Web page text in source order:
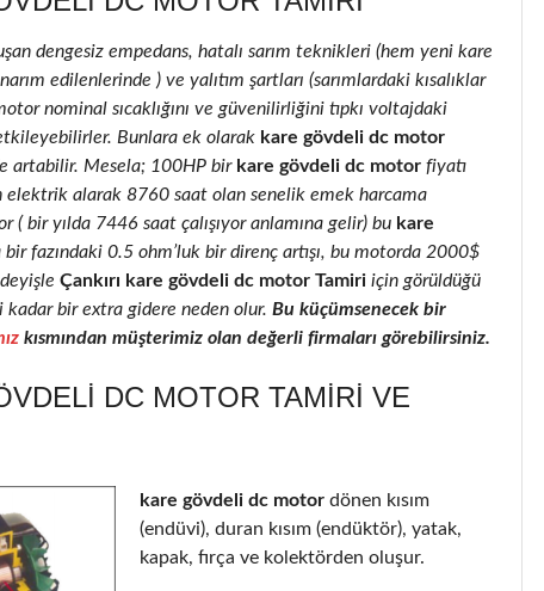
dengesiz empedans, hatalı sarım teknikleri (hem yeni kare
edilenlerinde ) ve yalıtım şartları (sarımlardaki kısalıklar
nominal sıcaklığını ve güvenilirliğini tıpkı voltajdaki
Bunlara ek olarak kare gövdeli dc motor
artabilir. Mesela; 100HP birkare gövdeli dc motor fiyatı
alarak 8760 saat olan senelik emek harcama
( bir yılda 7446 saat çalışıyor anlamına gelir) bu kare
bir fazındaki 0.5 ohm’luk bir direnç artışı, bu motorda 2000$
Çankırı kare gövdeli dc motor Tamiri için görüldüğü
kadar bir extra gidere neden olur. Bu küçümsenecek bir
kısmından müşterimiz olan değerli firmaları görebilirsiniz.
DC MOTOR TAMIRI VE
kare gövdeli dc motor dönen kısım
(endüvi), duran kısım (endüktör), yatak,
kapak, fırça ve kolektörden oluşur.